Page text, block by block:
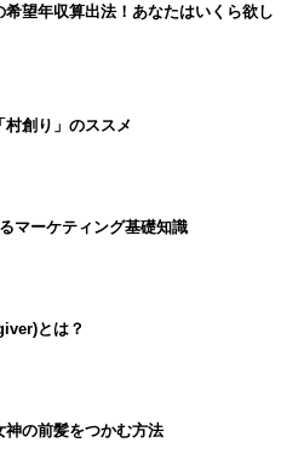
望年収算出法！あなたはいくら欲し
村創り」のススメ
マーケティング基礎知識
とは？
の前髪をつかむ方法